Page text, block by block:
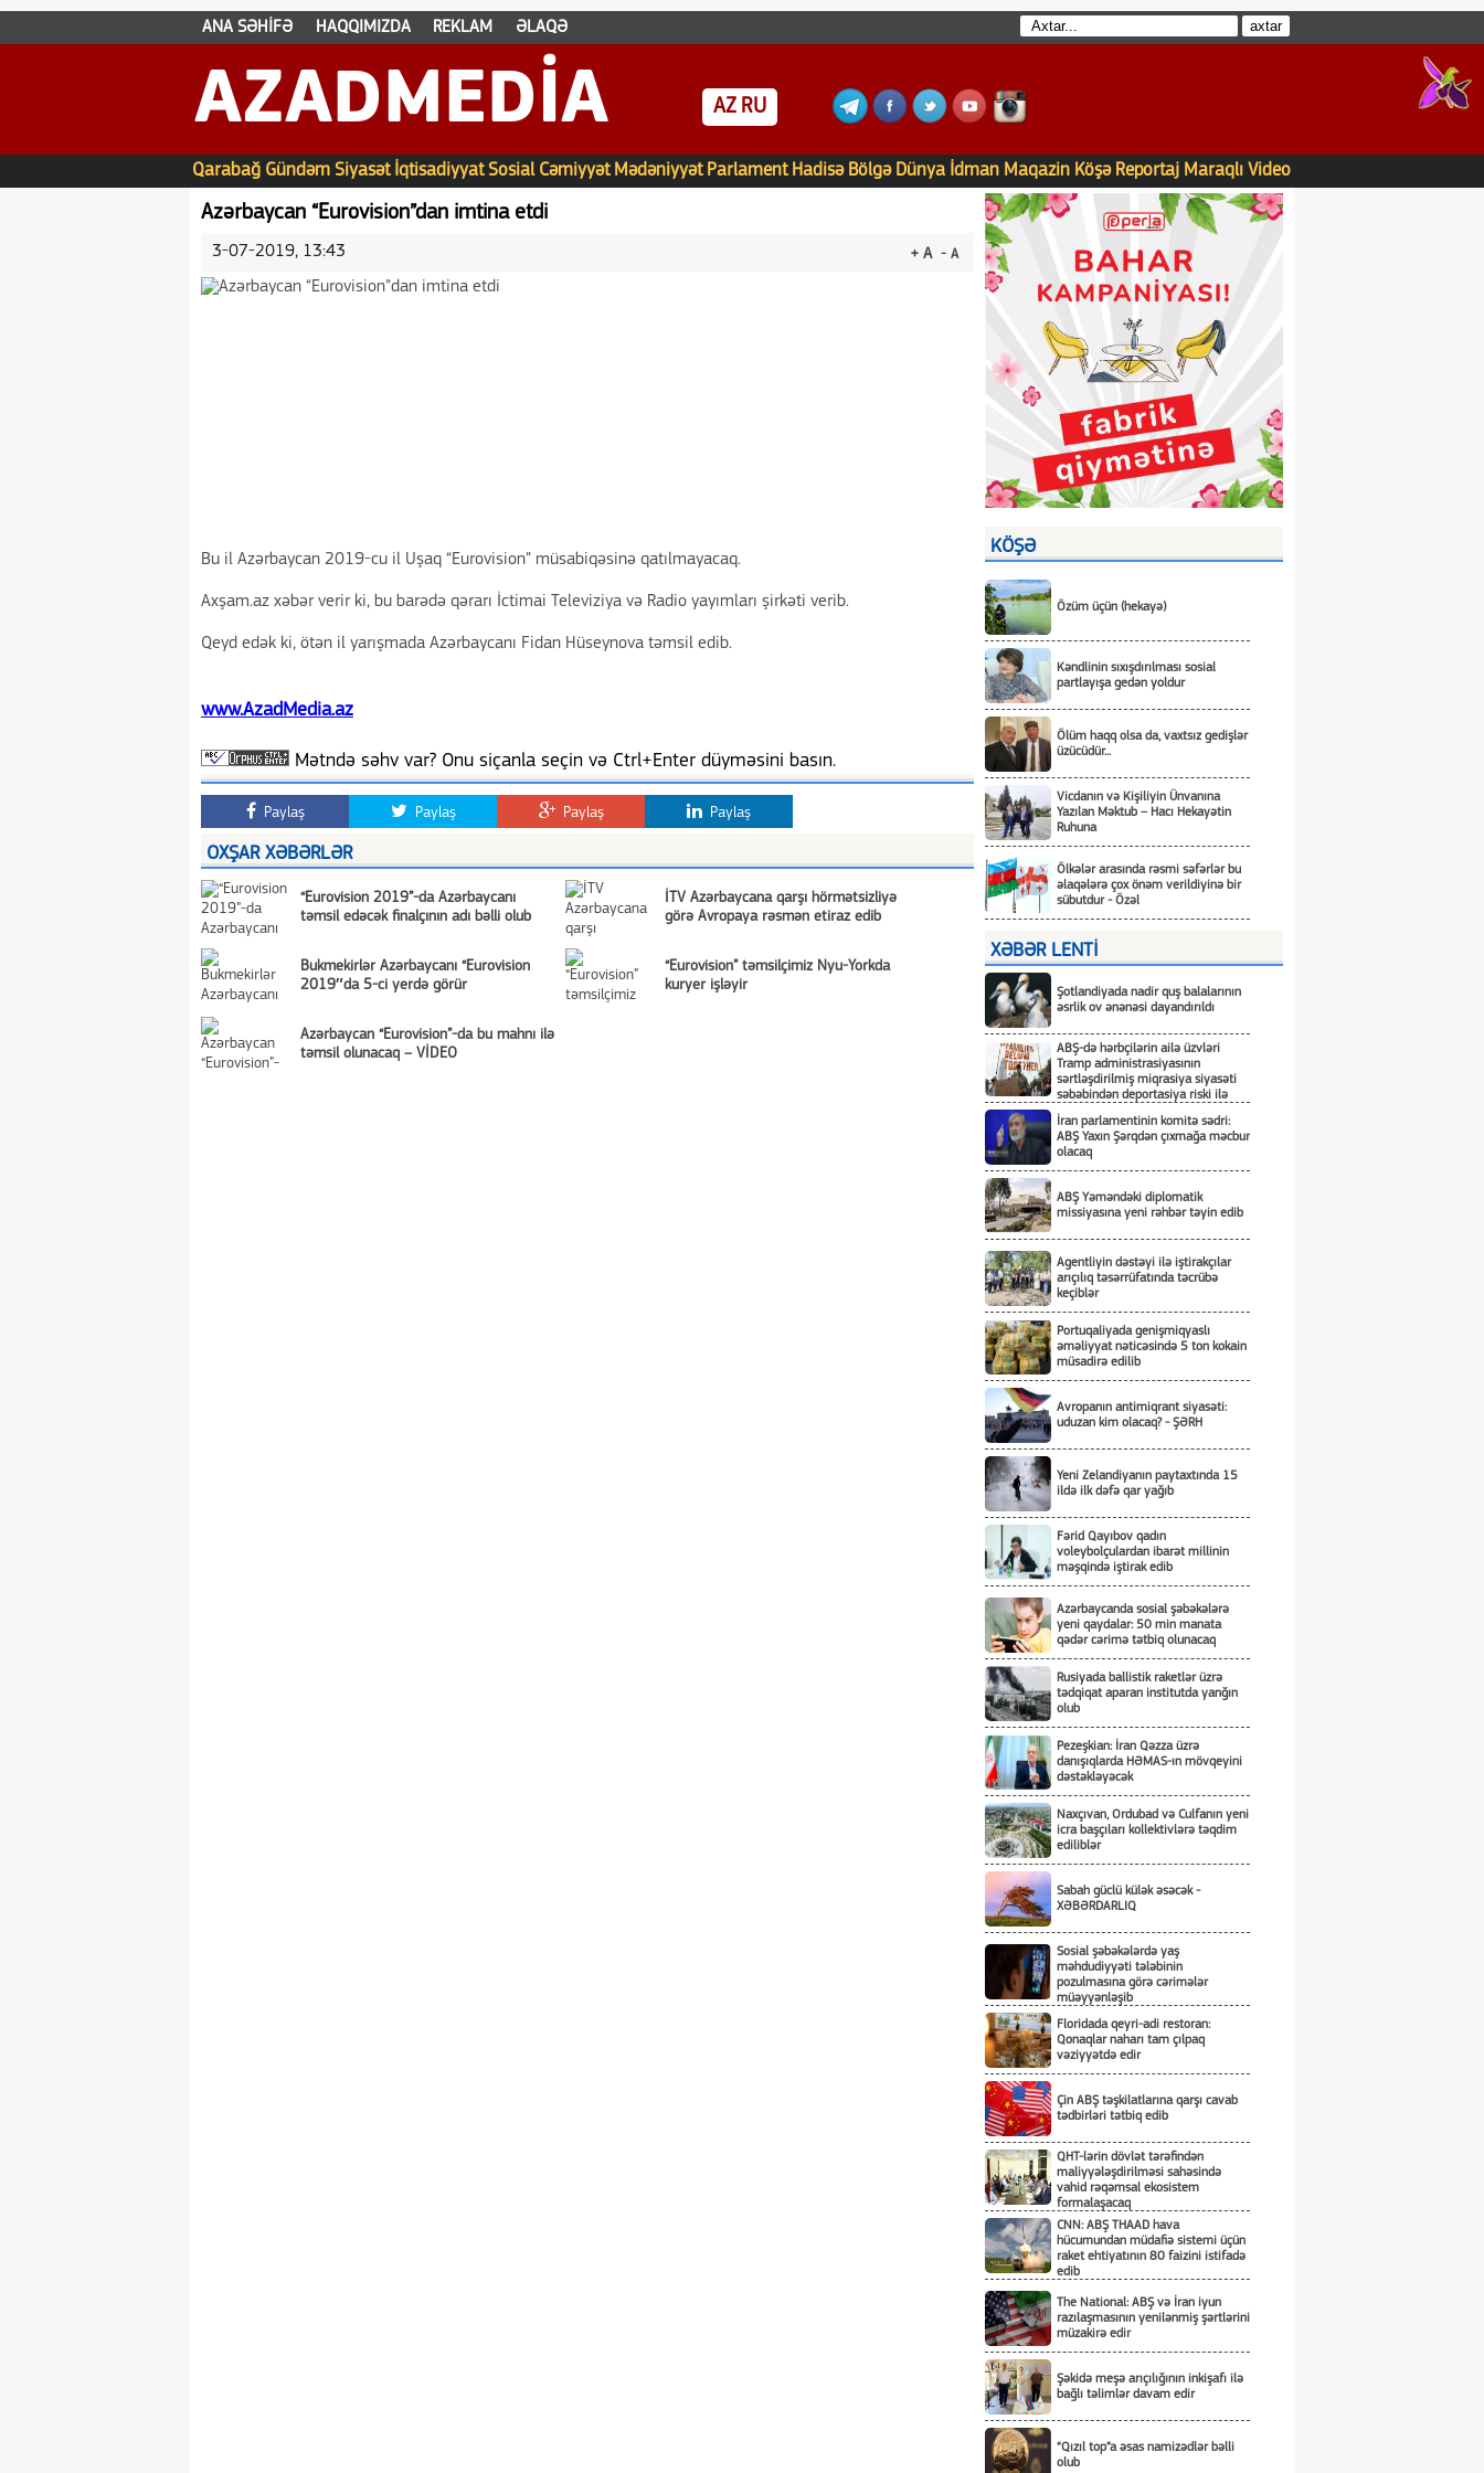
ANA SƏHİFƏ HAQQIMIZDA REKLAM ƏLAQƏ
AZADMEDIA AZ RU
Qarabağ Gündəm Siyasət İqtisadiyyat Sosial Cəmiyyət Mədəniyyət Parlament Hadisə Bölgə Dünya İdman Maqazin Köşə Reportaj Maraqlı Video
Azərbaycan “Eurovision”dan imtina etdi
+ A - A
3-07-2019, 13:43
Bu il Azərbaycan 2019-cu il Uşaq “Eurovision” müsabiqəsinə qatılmayacaq.
Axşam.az xəbər verir ki, bu barədə qərarı İctimai Televiziya və Radio yayımları şirkəti verib.
Qeyd edək ki, ötən il yarışmada Azərbaycanı Fidan Hüseynova təmsil edib.
www.AzadMedia.az
Mətndə səhv var? Onu siçanla seçin və Ctrl+Enter düyməsini basın.
Paylaş Paylaş Paylaş Paylaş
OXŞAR XƏBƏRLƏR
“Eurovision 2019”-da Azərbaycanı
təmsil edəcək finalçının adı bəlli olub
İTV Azərbaycana qarşı hörmətsizliyə
görə Avropaya rəsmən etiraz edib
Bukmekirlər Azərbaycanı “Eurovision
2019″da 5-ci yerdə görür
“Eurovision” təmsilçimiz Nyu-Yorkda
kuryer işləyir
Azərbaycan “Eurovision”-da bu mahnı ilə
təmsil olunacaq – VİDEO
KÖŞƏ
Özüm üçün (hekayə)
Kəndlinin sıxışdırılması sosial
partlayışa gedən yoldur
Ölüm haqq olsa da, vaxtsız gedişlər
üzücüdür...
Vicdanın və Kişiliyin Ünvanına
Yazılan Məktub – Hacı Hekayətin
Ruhuna
Ölkələr arasında rəsmi səfərlər bu
əlaqələrə çox önəm verildiyinə bir
sübutdur - Özəl
XƏBƏR LENTİ
Şotlandiyada nadir quş balalarının
əsrlik ov ənənəsi dayandırıldı
ABŞ-də hərbçilərin ailə üzvləri
Tramp administrasiyasının
sərtləşdirilmiş miqrasiya siyasəti
səbəbindən deportasiya riski ilə
üzləşiblər
İran parlamentinin komitə sədri:
ABŞ Yaxın Şərqdən çıxmağa məcbur
olacaq
ABŞ Yəməndəki diplomatik
missiyasına yeni rəhbər təyin edib
Agentliyin dəstəyi ilə iştirakçılar
arıçılıq təsərrüfatında təcrübə
keçiblər
Portuqaliyada genişmiqyaslı
əməliyyat nəticəsində 5 ton kokain
müsadirə edilib
Avropanın antimiqrant siyasəti:
uduzan kim olacaq? - ŞƏRH
Yeni Zelandiyanın paytaxtında 15
ildə ilk dəfə qar yağıb
Fərid Qayıbov qadın
voleybolçulardan ibarət millinin
məşqində iştirak edib
Azərbaycanda sosial şəbəkələrə
yeni qaydalar: 50 min manata
qədər cərimə tətbiq olunacaq
Rusiyada ballistik raketlər üzrə
tədqiqat aparan institutda yanğın
olub
Pezeşkian: İran Qəzza üzrə
danışıqlarda HƏMAS-ın mövqeyini
dəstəkləyəcək
Naxçıvan, Ordubad və Culfanın yeni
icra başçıları kollektivlərə təqdim
ediliblər
Sabah güclü külək əsəcək -
XƏBƏRDARLIQ
Sosial şəbəkələrdə yaş
məhdudiyyəti tələbinin
pozulmasına görə cərimələr
müəyyənləşib
Floridada qeyri-adi restoran:
Qonaqlar naharı tam çılpaq
vəziyyətdə edir
Çin ABŞ təşkilatlarına qarşı cavab
tədbirləri tətbiq edib
QHT-lərin dövlət tərəfindən
maliyyələşdirilməsi sahəsində
vahid rəqəmsal ekosistem
formalaşacaq
CNN: ABŞ THAAD hava
hücumundan müdafiə sistemi üçün
raket ehtiyatının 80 faizini istifadə
edib
The National: ABŞ və İran iyun
razılaşmasının yenilənmiş şərtlərini
müzakirə edir
Şəkidə meşə arıçılığının inkişafı ilə
bağlı təlimlər davam edir
“Qızıl top”a əsas namizədlər bəlli
olub